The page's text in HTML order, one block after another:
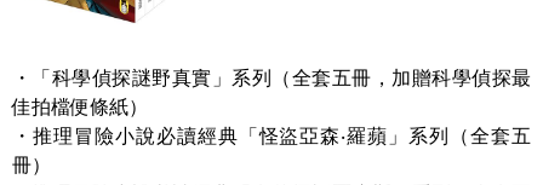
・「科學偵探謎野真實」系列（全套五冊，加贈科學偵探最
佳拍檔便條紙）
・推理冒險小說必讀經典「怪盜亞森‧羅蘋」系列（全套五
冊）